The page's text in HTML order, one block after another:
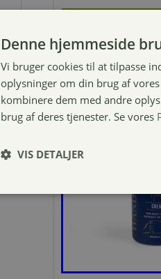
Denne hjemmeside
Vi bruger cookies til at tilpasse
oplysninger om din brug af
kombinere dem med andre
brug af deres tjenester. Se vores
VIS DETALJER